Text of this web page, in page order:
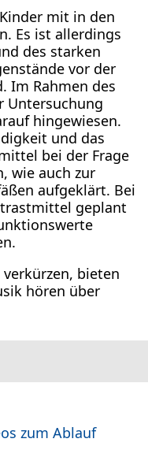
mit in den
Es ist allerdings
des starken
vor der
Im Rahmen des
Untersuchung
hingewiesen.
und das
bei der Frage
wie auch zur
aufgeklärt. Bei
geplant
bieten
hören über
zum Ablauf